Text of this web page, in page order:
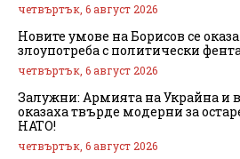
четвъртък, 6 август 2026
Новите умове на Борисов се
злоупотреба с политически
четвъртък, 6 август 2026
Залужни: Армията на Украйна и
оказаха твърде модерни за
НАТО!
четвъртък, 6 август 2026